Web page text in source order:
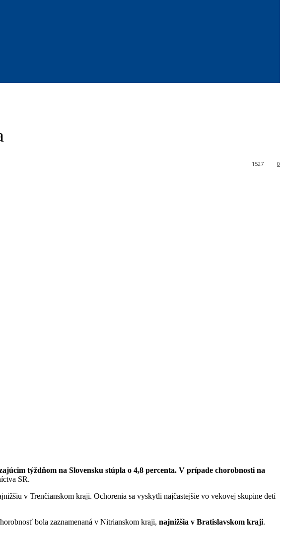
0
1527
týždňom na Slovensku stúpla o 4,8 percenta. V prípade chorobnosti na
SR.
v Trenčianskom kraji. Ochorenia sa vyskytli najčastejšie vo vekovej skupine detí
bola zaznamenaná v Nitrianskom kraji, najnižšia v Bratislavskom kraji.